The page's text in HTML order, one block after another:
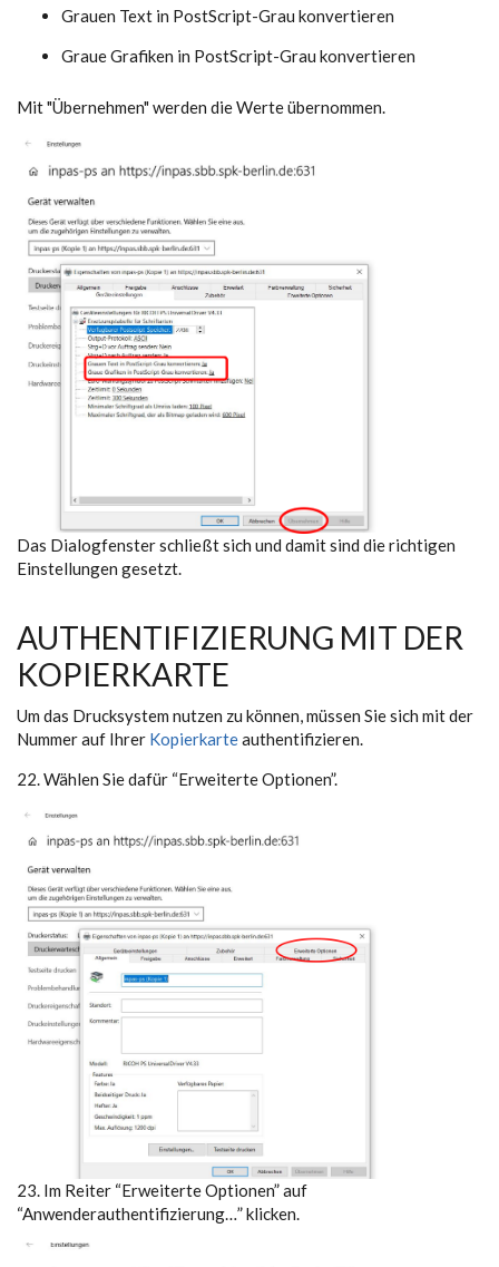
Grauen Text in PostScript-Grau konvertieren
Graue Grafiken in PostScript-Grau konvertieren
Mit "Übernehmen" werden die Werte übernommen.
Das Dialogfenster schließt sich und damit sind die richtigen
Einstellungen gesetzt.
AUTHENTIFIZIERUNG MIT DER
KOPIERKARTE
Um das Drucksystem nutzen zu können, müssen Sie sich mit der
Nummer auf Ihrer Kopierkarteauthentifizieren.
22. Wählen Sie dafür “Erweiterte Optionen”.
23. Im Reiter “Erweiterte Optionen” auf
“Anwenderauthentifizierung…” klicken.